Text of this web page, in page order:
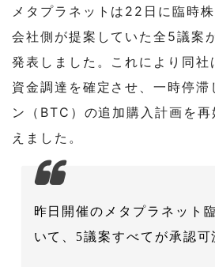
メタプラネットは22日に臨時株
会社側が提案していた全5議案
発表しました。これにより同
資金調達を確定させ、一時停滞
ン（BTC）の追加購入計画を
えました。
昨日開催のメタプラネット
いて、5議案すべてが承認可